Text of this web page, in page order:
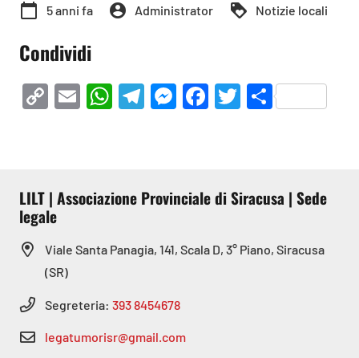
calendar_today 5 anni fa account_circle Administrator loyalty Notizie locali
Condividi
CopyEmailWhatsApp
Telegram
Messenger
Facebook
Twitter
LILT | Associazione Provinciale di Siracusa | Sede
legale
Viale Santa Panagia, 141, Scala D, 3° Piano, Siracusa
(SR)
Segreteria: 393 8454678
legatumorisr@gmail.com